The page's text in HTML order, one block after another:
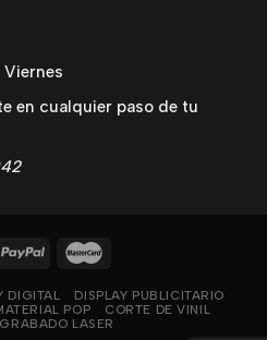
Viernes
en cualquier paso de tu
DIGITAL
DISPLAY PUBLICITARIO
POP
CORTE DE VINIL
LASER